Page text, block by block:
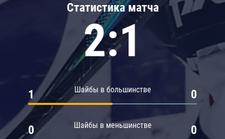
Статистика матча
2:1
Шайбы в большинстве
1 0
Шайбы в меньшинстве
0 0